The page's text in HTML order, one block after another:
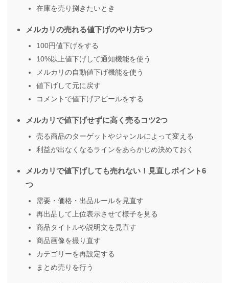
在庫を売り捌きたいとき
メルカリの売れる値下げのやり方5つ
100円値下げをする
10%以上値下げして通知機能を使う
メルカリの自動値下げ機能を使う
値下げして元に戻す
コメントで値下げアピールをする
メルカリで値下げせずに高く売るコツ2つ
売る商品のターゲットやジャンルによって変える
利益が出なくなるラインをあらかじめ決めておく
メルカリで値下げしても売れない！見直しポイント6
つ
需要・価格・出品ルールを見直す
再出品して上位表示させて様子を見る
商品タイトルや説明文を見直す
商品画像を撮り直す
カテゴリーを再設定する
まとめ売りを行う